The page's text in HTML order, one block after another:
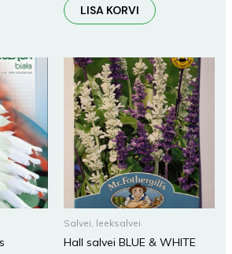
LISA KORVI
Salvei, leeksalvei
Hall salvei BLUE & WHITE